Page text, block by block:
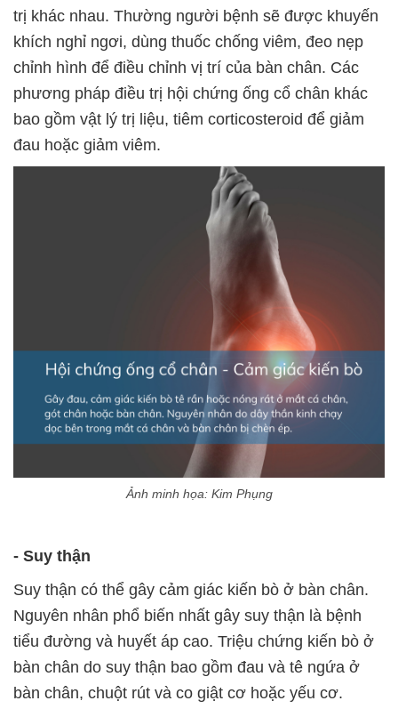
trị khác nhau. Thường người bệnh sẽ được khuyến
khích nghỉ ngơi, dùng thuốc chống viêm, đeo nẹp
chỉnh hình để điều chỉnh vị trí của bàn chân. Các
phương pháp điều trị hội chứng ống cổ chân khác
bao gồm vật lý trị liệu, tiêm corticosteroid để giảm
đau hoặc giảm viêm.
Ảnh minh họa: Kim Phụng
- Suy thận
Suy thận có thể gây cảm giác kiến bò ở bàn chân.
Nguyên nhân phổ biến nhất gây suy thận là bệnh
tiểu đường và huyết áp cao. Triệu chứng kiến bò ở
bàn chân do suy thận bao gồm đau và tê ngứa ở
bàn chân, chuột rút và co giật cơ hoặc yếu cơ.